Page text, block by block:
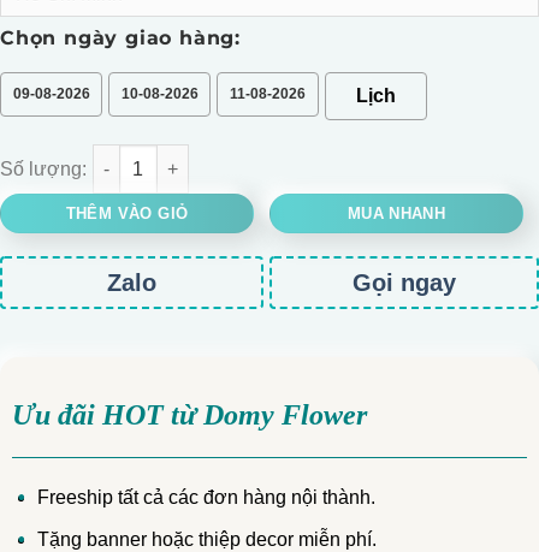
Chọn ngày giao hàng:
09-08-2026 10-08-2026 11-08-2026
BÓ HOA LỤA SIZE MINI số lượng
THÊM VÀO GIỎ MUA NHANH
Zalo Gọi ngay
Ưu đãi HOT từ Domy Flower
Freeship tất cả các đơn hàng nội thành.
Tặng banner hoặc thiệp decor miễn phí.